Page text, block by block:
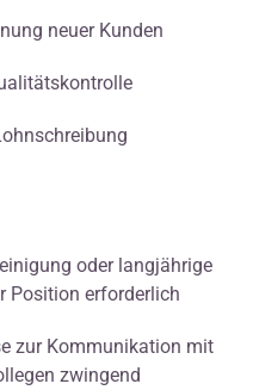
neuer Kunden
oder langjährige
Position erforderlich
zur Kommunikation mit
zwingend